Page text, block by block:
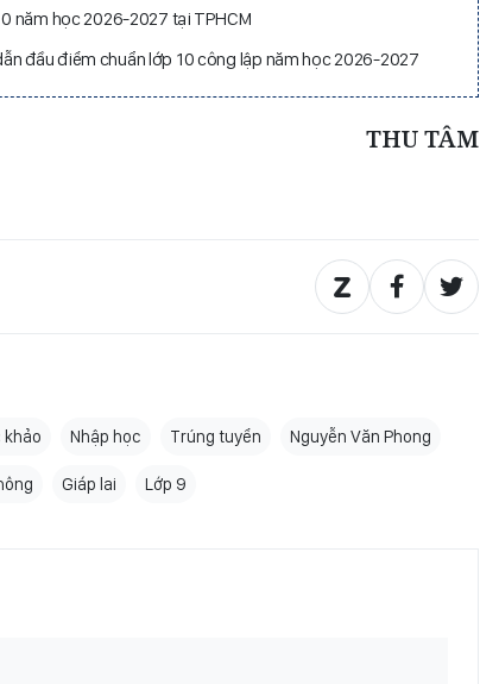
năm học 2026-2027 tại TPHCM
đầu điểm chuẩn lớp 10 công lập năm học 2026-2027
THU TÂM
khảo Nhập học Trúng tuyển Nguyễn Văn Phong
Giáp lai Lớp 9